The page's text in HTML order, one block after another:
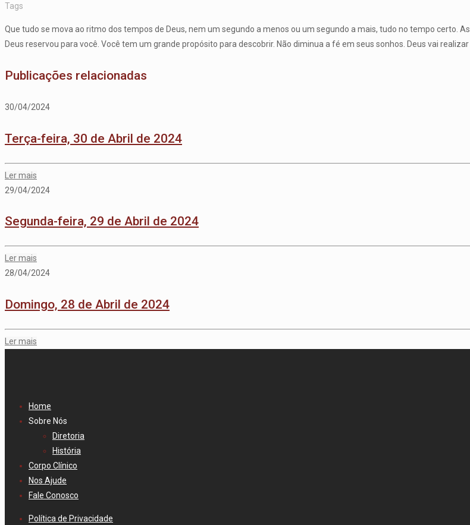
Tags
Que tudo se mova ao ritmo dos tempos de Deus, nem um segundo a menos ou um segundo a mais, tudo no tempo certo.
Deus reservou para você. Você tem um grande propósito para descobrir. Não diminua a fé em seus sonhos. Deus vai realizar
Publicações relacionadas
30/04/2024
Terça-feira, 30 de Abril de 2024
Ler mais
29/04/2024
Segunda-feira, 29 de Abril de 2024
Ler mais
28/04/2024
Domingo, 28 de Abril de 2024
Ler mais
Home
Sobre Nós
Diretoria
História
Corpo Clínico
Nos Ajude
Fale Conosco
Política de Privacidade